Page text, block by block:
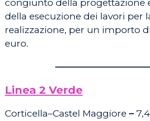
congiunto della progettazione
della esecuzione dei lavori per
realizzazione, per un importo
euro.
Linea 2 Verde
Corticella–Castel Maggiore –